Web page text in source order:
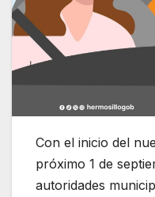
Con el inicio del
próximo 1 de
autoridades